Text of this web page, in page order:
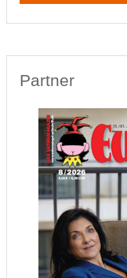
Partner